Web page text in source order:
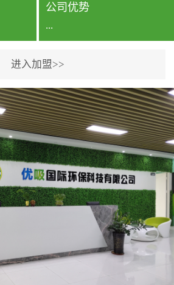
公司优势
...
专利保护优势、双甲资质
企业（“室内环境净化治理
甲级施工资质”“室内环境
污染治理资质等级证
书”）、拥有多名高级《环
境工程高级工程师》室内
空气治理资格认证的治理
人员、掌握室内空气净化
治理实用技术和五项专利
技术、八项计算机软件著
作权登记证书等。研发实
进入加盟>>